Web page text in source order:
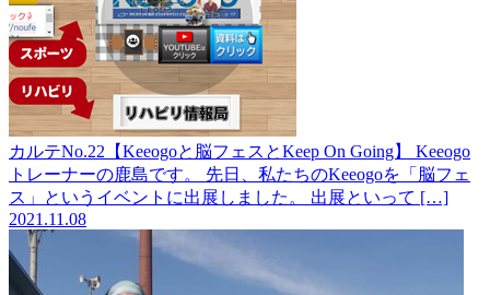
カルテNo.22【Keeogoと脳フェスとKeep On Going】
Keeogo
トレーナーの鹿島です。 先日、私たちのKeeogoを「脳フェ
ス」というイベントに出展しました。 出展といって […]
2021.11.08